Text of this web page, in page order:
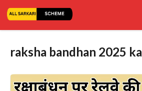
raksha bandhan 2025 ka